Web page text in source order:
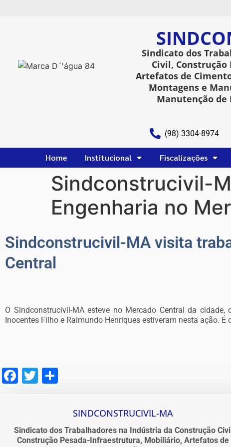
Sindicato dos
Civil,
Artefatos de
Montagens e
Manutenção de
(98) 3304-8974
Home Institucional Fiscalizações
Sindconstrucivil-
Engenharia no
Sindconstrucivil-MA visita
Central
O Sindconstrucivil-MA esteve no Mercado Central da
Inocentes Filho e Raimundo Henriques estiveram nesta ação.
Facebook
Twitter
SINDCONSTRUCIVIL-MA
Sindicato dos Trabalhadores na Indústria da Construção
Construção Pesada-Infraestrutura, Mobiliário, Artefatos de